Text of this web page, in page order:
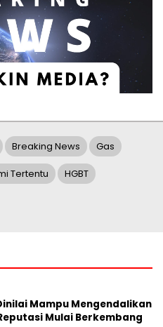
Breaking News Gas
Tertentu HGBT
Mampu Mengendalikan
Mulai Berkembang